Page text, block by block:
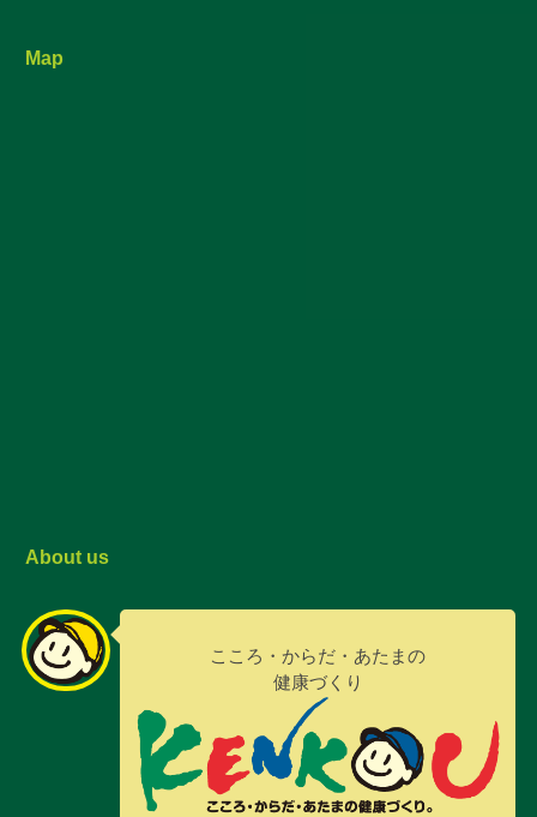
Map
About us
こころ・からだ・あたまの
健康づくり